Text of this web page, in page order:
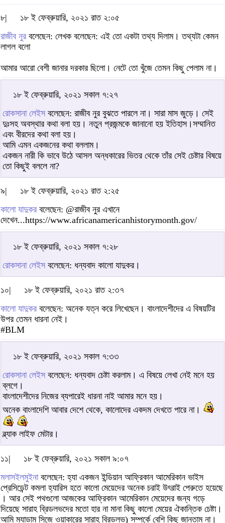
৮|
১৮ ই ফেব্রুয়ারি, ২০২১ রাত ২:০৫
রাজীব নুর বলেছেন: লেখক বলেছেন: এই তো একটা তথ্য দিলাম। তথ্যটা কেমন
লাগল বলো
আমার আরো বেশী জানার দরকার ছিলো। নেটে তো খুঁজে তেমন কিছু পেলাম না।
১৮ ই ফেব্রুয়ারি, ২০২১ সকাল ৭:২৭
রোকসানা লেইস বলেছেন: রাজীব নুর বুঝতে পারলে না। সারা মাস জুড়ে। সেই
দুঃসহ অবস্থার কথা বলা হয়। নতুন প্রজন্মকে জানানো হয় ইতিহাস।সম্মানিত
এবং বীরদের কথা বলা হয়।
আমি এমন একজনের কথা বললাম।
একজন নারী কি ভাবে উঠে আসল অন্ধকারের ভিতর থেকে তাঁর সেই চেষ্টার বিষয়ে
তো কিছুই বললে না?
৯|
১৮ ই ফেব্রুয়ারি, ২০২১ রাত ২:২৫
কালো যাদুকর বলেছেন: @রাজীব নুর এখানে
দেখেন...https://www.africanamericanhistorymonth.gov/
১৮ ই ফেব্রুয়ারি, ২০২১ সকাল ৭:২৮
রোকসানা লেইস বলেছেন: ধন্যবাদ কালো যাদুকর।
১০|
১৮ ই ফেব্রুয়ারি, ২০২১ রাত ২:৩৭
কালো যাদুকর বলেছেন: অনেক যত্ন করে লিখেছেন। বাংলাদেশীদের এ বিষয়টির
উপর তেমন ধারনা নেই।
#BLM
১৮ ই ফেব্রুয়ারি, ২০২১ সকাল ৭:৩৩
রোকসানা লেইস বলেছেন: ধন্যবাদ চেষ্টা করলাম। এ বিষয়ে লেখা নেই মনে হয়
ব্লগে।
বাংলাদেশীদের নিজের ব্যপারেই ধারনা নাই আমার মনে হয়।
অনেক বাংলাদেশি আবার দেশে থেকে, কালোদের একদম দেখতে পারে না।
ব্ল্যাক লাইফ মেটার।
১১|
১৮ ই ফেব্রুয়ারি, ২০২১ সকাল ৯:০৭
মলাসইলমুইনাবলেছেন: হ্যা একজন ইন্ডিয়ান আফ্রিকান আমেরিকান ভাইস
প্রেসিডেন্ট কমলা হ্যারিস হতে কালো মেয়েদের অনেক চরাই উৎরাই পেরুতে হয়েছে
। আর সেই পথগুলো আজকের আফ্রিকান আমেরিকান মেয়েদের জন্য গড়ে
দিয়েছে সারাহ ব্রিডলভদের মতো হার না মানা কিছু কালো মেয়ের ঐকান্তিক চেষ্টা।
আমি ম্যাডাম সিজে ওয়াকারের সারাহ ব্রিডলভ) সম্পর্কে বেশি কিছু জানতাম না।